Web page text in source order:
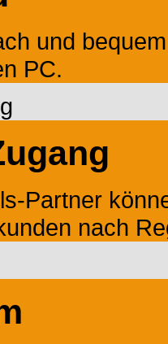
und
PC.
Partner
nach